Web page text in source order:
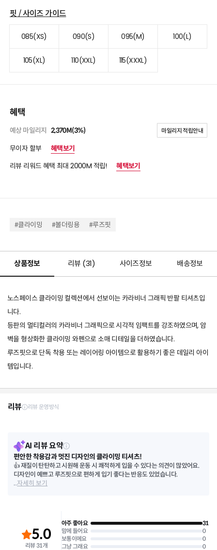
핏 / 사이즈 가이드
085(XS) 090(S) 095(M) 100(L)
105(XL) 110(XXL) 115(XXXL)
혜택
예상 마일리지 2,370M(3%) 마일리지 적립안내
무이자 할부
혜택보기
리뷰 리워드 혜택 최대 2000M 적립!
혜택보기
#클라이밍 #볼더링용 #루즈핏
상품정보 리뷰 (31) 사이즈정보 배송정보
노스페이스 클라이밍 컬렉션에서 선보이는 카라비너 그래픽 반팔 티셔츠입
니다.
등판의 멀티컬러의 카라비너 그래픽으로 시각적 임팩트를 강조하였으며, 암
벽을 형상화한 클라이밍 와펜으로 소매 디테일을 더하였습니다.
루즈핏으로 단독 착용 또는 레이어링 아이템으로 활용하기 좋은 데일리 아이
템입니다.